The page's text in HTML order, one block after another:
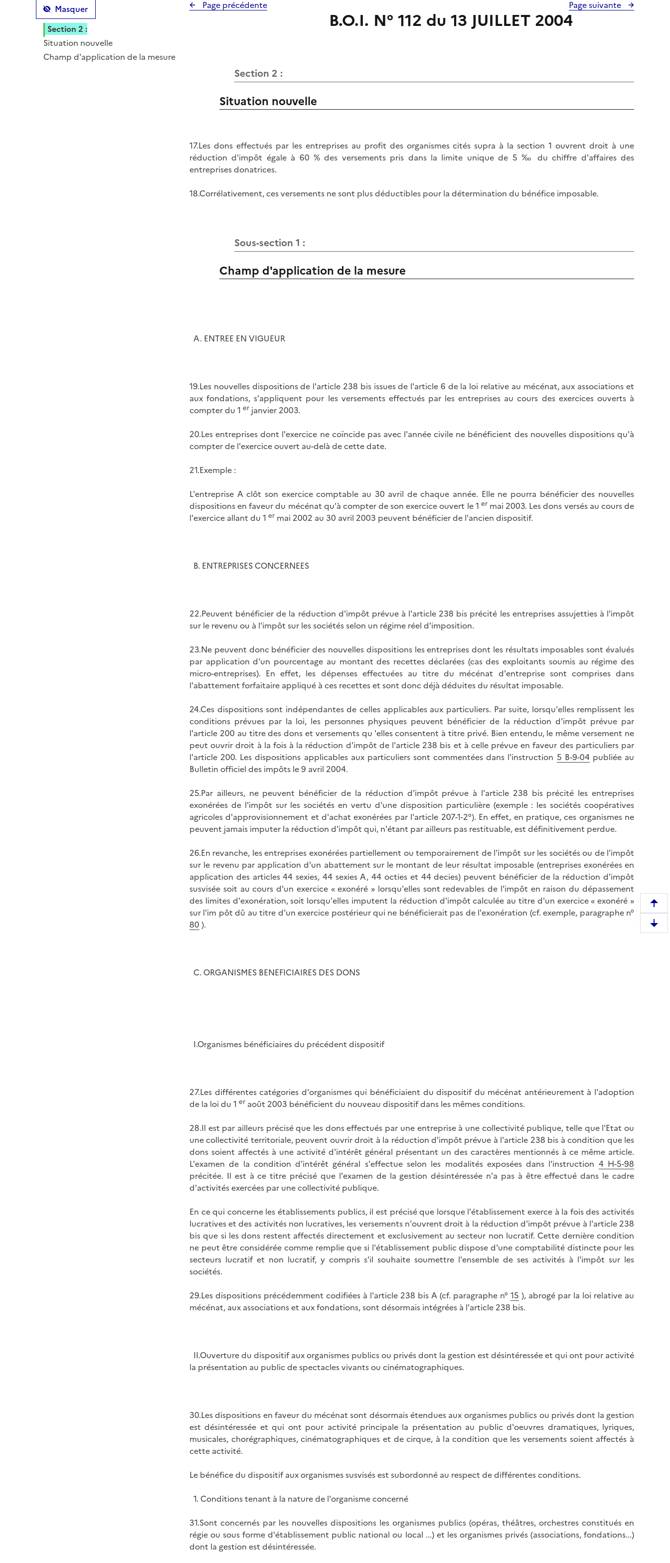
Masquer
Section 2 :
Situation nouvelle
Sous-section 1 :
Champ d'application de la mesure
Page précédente Page suivante
B.O.I. N° 112 du 13 JUILLET 2004
Section 2 :
Situation nouvelle
17.Les dons effectués par les entreprises au profit des organismes cités supra à la section 1 ouvrent droit à une
réduction d'impôt égale à 60 % des versements pris dans la limite unique de 5 ‰ du chiffre d'affaires des
entreprises donatrices.
18.Corrélativement, ces versements ne sont plus déductibles pour la détermination du bénéfice imposable.
Sous-section 1 :
Champ d'application de la mesure
A. ENTREE EN VIGUEUR
19.Les nouvelles dispositions de l'article 238 bis issues de l'article 6 de la loi relative au mécénat, aux associations et
aux fondations, s'appliquent pour les versements effectués par les entreprises au cours des exercices ouverts à
compter du 1 er janvier 2003.
20.Les entreprises dont l'exercice ne coïncide pas avec l'année civile ne bénéficient des nouvelles dispositions qu'à
compter de l'exercice ouvert au-delà de cette date.
21.Exemple :
L'entreprise A clôt son exercice comptable au 30 avril de chaque année. Elle ne pourra bénéficier des nouvelles
dispositions en faveur du mécénat qu'à compter de son exercice ouvert le 1 ermai 2003. Les dons versés au cours de
l'exercice allant du 1 er mai 2002 au 30 avril 2003 peuvent bénéficier de l'ancien dispositif.
B. ENTREPRISES CONCERNEES
22.Peuvent bénéficier de la réduction d'impôt prévue à l'article 238 bis précité les entreprises assujetties à l'impôt
sur le revenu ou à l'impôt sur les sociétés selon un régime réel d'imposition.
23.Ne peuvent donc bénéficier des nouvelles dispositions les entreprises dont les résultats imposables sont évalués
par application d'un pourcentage au montant des recettes déclarées (cas des exploitants soumis au régime des
micro-entreprises). En effet, les dépenses effectuées au titre du mécénat d'entreprise sont comprises dans
l'abattement forfaitaire appliqué à ces recettes et sont donc déjà déduites du résultat imposable.
24.Ces dispositions sont indépendantes de celles applicables aux particuliers. Par suite, lorsqu'elles remplissent les
conditions prévues par la loi, les personnes physiques peuvent bénéficier de la réduction d'impôt prévue par
l'article 200 au titre des dons et versements qu 'elles consentent à titre privé. Bien entendu, le même versement ne
peut ouvrir droit à la fois à la réduction d'impôt de l'article 238 bis et à celle prévue en faveur des particuliers par
l'article 200. Les dispositions applicables aux particuliers sont commentées dans l'instruction 5 B-9-04 publiée au
Bulletin officiel des impôts le 9 avril 2004.
25.Par ailleurs, ne peuvent bénéficier de la réduction d'impôt prévue à l'article 238 bis précité les entreprises
exonérées de l'impôt sur les sociétés en vertu d'une disposition particulière (exemple : les sociétés coopératives
agricoles d'approvisionnement et d'achat exonérées par l'article 207-1-2°). En effet, en pratique, ces organismes ne
peuvent jamais imputer la réduction d'impôt qui, n'étant par ailleurs pas restituable, est définitivement perdue.
26.En revanche, les entreprises exonérées partiellement ou temporairement de l'impôt sur les sociétés ou de l'impôt
sur le revenu par application d'un abattement sur le montant de leur résultat imposable (entreprises exonérées en
application des articles 44 sexies, 44 sexies A, 44 octies et 44 decies) peuvent bénéficier de la réduction d'impôt
susvisée soit au cours d'un exercice « exonéré » lorsqu'elles sont redevables de l'impôt en raison du dépassement
des limites d'exonération, soit lorsqu'elles imputent la réduction d'impôt calculée au titre d'un exercice « exonéré »
sur l'im pôt dû au titre d'un exercice postérieur qui ne bénéficierait pas de l'exonération (cf. exemple, paragraphe n°
80 ).
C. ORGANISMES BENEFICIAIRES DES DONS
I.Organismes bénéficiaires du précédent dispositif
27.Les différentes catégories d'organismes qui bénéficiaient du dispositif du mécénat antérieurement à l'adoption
de la loi du 1 er août 2003 bénéficient du nouveau dispositif dans les mêmes conditions.
28.Il est par ailleurs précisé que les dons effectués par une entreprise à une collectivité publique, telle que l'Etat ou
une collectivité territoriale, peuvent ouvrir droit à la réduction d'impôt prévue à l'article 238 bis à condition que les
dons soient affectés à une activité d'intérêt général présentant un des caractères mentionnés à ce même article.
L'examen de la condition d'intérêt général s'effectue selon les modalités exposées dans l'instruction 4 H-5-98
précitée. Il est à ce titre précisé que l'examen de la gestion désintéressée n'a pas à être effectué dans le cadre
d'activités exercées par une collectivité publique.
En ce qui concerne les établissements publics, il est précisé que lorsque l'établissement exerce à la fois des activités
lucratives et des activités non lucratives, les versements n'ouvrent droit à la réduction d'impôt prévue à l'article 238
bis que si les dons restent affectés directement et exclusivement au secteur non lucratif. Cette dernière condition
ne peut être considérée comme remplie que si l'établissement public dispose d'une comptabilité distincte pour les
secteurs lucratif et non lucratif, y compris s'il souhaite soumettre l'ensemble de ses activités à l'impôt sur les
sociétés.
29.Les dispositions précédemment codifiées à l'article 238 bis A (cf. paragraphe n° 15 ), abrogé par la loi relative au
mécénat, aux associations et aux fondations, sont désormais intégrées à l'article 238 bis.
II.Ouverture du dispositif aux organismes publics ou privés dont la gestion est désintéressée et qui ont pour activité
la présentation au public de spectacles vivants ou cinématographiques.
30.Les dispositions en faveur du mécénat sont désormais étendues aux organismes publics ou privés dont la gestion
est désintéressée et qui ont pour activité principale la présentation au public d'oeuvres dramatiques, lyriques,
musicales, chorégraphiques, cinématographiques et de cirque, à la condition que les versements soient affectés à
cette activité.
Le bénéfice du dispositif aux organismes susvisés est subordonné au respect de différentes conditions.
1. Conditions tenant à la nature de l'organisme concerné
31.Sont concernés par les nouvelles dispositions les organismes publics (opéras, théâtres, orchestres constitués en
régie ou sous forme d'établissement public national ou local ...) et les organismes privés (associations, fondations...)
dont la gestion est désintéressée.
e
m
D